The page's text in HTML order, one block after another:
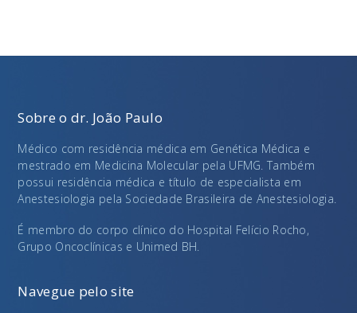
Sobre o dr. João Paulo
Médico com residência médica em Genética Médica e
mestrado em Medicina Molecular pela UFMG. Também
possui residência médica e título de especialista em
Anestesiologia pela Sociedade Brasileira de Anestesiologia.
É membro do corpo clínico do Hospital Felício Rocho,
Grupo Oncoclínicas e Unimed BH.
Navegue pelo site